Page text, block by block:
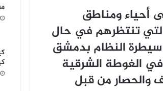
أحياء ومناطق
تنتظرهم في حال
النظام بدمشق
الغوطة الشرقية
والحصار من قبل